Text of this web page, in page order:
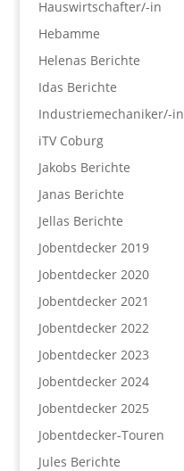
Hauswirtschafter/-in
Hebamme
Helenas Berichte
Idas Berichte
Industriemechaniker/-in
iTV Coburg
Jakobs Berichte
Janas Berichte
Jellas Berichte
Jobentdecker 2019
Jobentdecker 2020
Jobentdecker 2021
Jobentdecker 2022
Jobentdecker 2023
Jobentdecker 2024
Jobentdecker 2025
Jobentdecker-Touren
Jules Berichte